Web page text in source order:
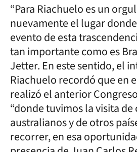
“Para Riachuelo es un
nuevamente el lugar
evento de esta
tan importante como es
Jetter. En este sentido, el
Riachuelo recordó que en
realizó el anterior
“donde tuvimos la visita
australianos y de otros
recorrer, en esa